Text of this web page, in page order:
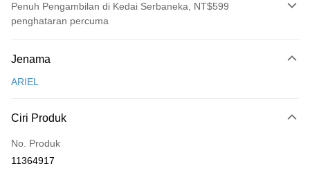
Penuh Pengambilan di Kedai Serbaneka, NT$599
penghataran percuma
Kad Kredit (Bayaran Penuh)
LINE Pay
Apple Pay
JKOPAY
Jenama
ARIEL
Ciri Produk
No. Produk
11364917